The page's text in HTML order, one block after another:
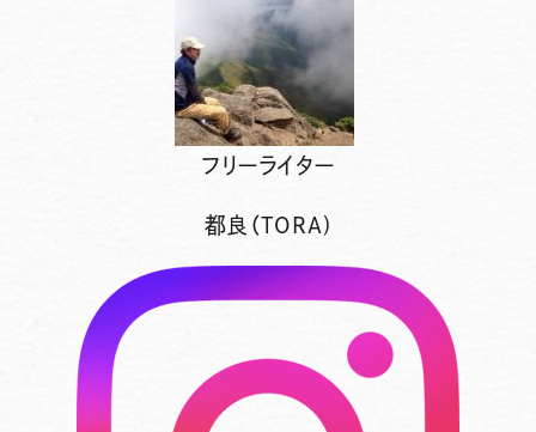
フリーライター
都良（TORA)